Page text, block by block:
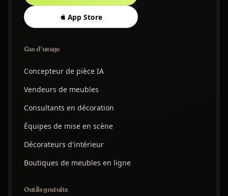
App Store
Cas d’usage
Concepteur de pièce IA
Vendeurs de meubles
Consultants en décoration
Équipes de mise en scène
Décorateurs d'intérieur
Boutiques de meubles en ligne
Outils gratuits